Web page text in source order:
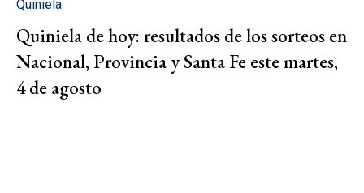
Quiniela
Quiniela de hoy: resultados de los sorteos en
Nacional, Provincia y Santa Fe este martes,
4 de agosto